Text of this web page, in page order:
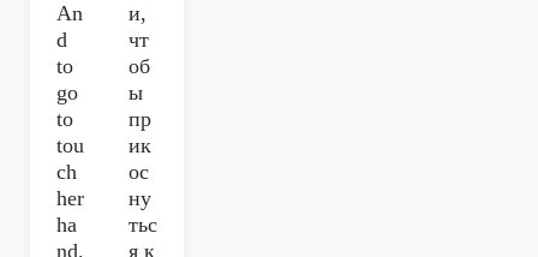
An
d
to
go
to
tou
ch
her
ha
nd.
и,
чт
об
ы
пр
ик
ос
ну
тьс
я к